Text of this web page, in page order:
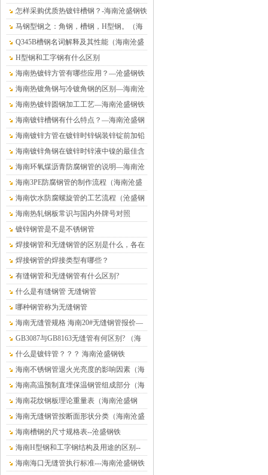
怎样采购优质热镀锌槽钢？-海南沧盛钢铁
马钢型钢之：角钢，槽钢，H型钢。（海
南沧盛钢铁）
Q345B槽钢名词解释及其性能（海南沧盛
钢铁）
H型钢和工字钢有什么区别
海南热镀锌方管有哪些应用？—沧盛钢铁
海南热镀角钢与冷镀角钢的区别—海南沧
盛钢铁
海南热镀锌圆钢加工工艺—海南沧盛钢铁
海南镀锌槽钢有什么特点？—海南沧盛钢
铁
海南镀锌方管在镀锌时锌锅装锌锭前加铅
的危害—海南沧盛钢铁
海南镀锌角钢在镀锌时锌液中镍的最佳含
量值—沧盛钢铁
海南环氧煤沥青防腐钢管的说明—海南沧
盛钢铁
海南3PE防腐钢管的制作流程（海南沧盛
钢铁）
海南饮水防腐螺旋管的工艺流程（沧盛钢
铁）
海南热轧钢板常识与国内外牌号对照
镀锌钢管是不是不锈钢管
焊接钢管和无缝钢管的区别是什么，各在
什么情况下使用？
焊接钢管的焊接类型有哪些？
有缝钢管和无缝钢管有什么区别?
什么是有缝钢管 无缝钢管
哪种钢管称为无缝钢管
海南无缝管规格 海南20#无缝钢管报价—
海南沧盛钢材
GB3087与GB8163无缝管有何区别? （海
南沧盛钢铁）
什么是镀锌管？？？ 海南沧盛钢铁
海南不锈钢管退火光亮度的影响因素（海
南沧盛钢铁）
海南高温预制直埋保温钢管组成部分（海
南沧盛钢铁）
海南花纹钢板理论重量表（海南沧盛钢
铁）
海南无缝钢管按断面形状分类（海南沧盛
钢铁）
海南槽钢的尺寸规格表--沧盛钢铁
海南H型钢和工字钢结构及用途的区别--
沧盛钢铁
海南海口无缝管执行标准---海南沧盛钢铁